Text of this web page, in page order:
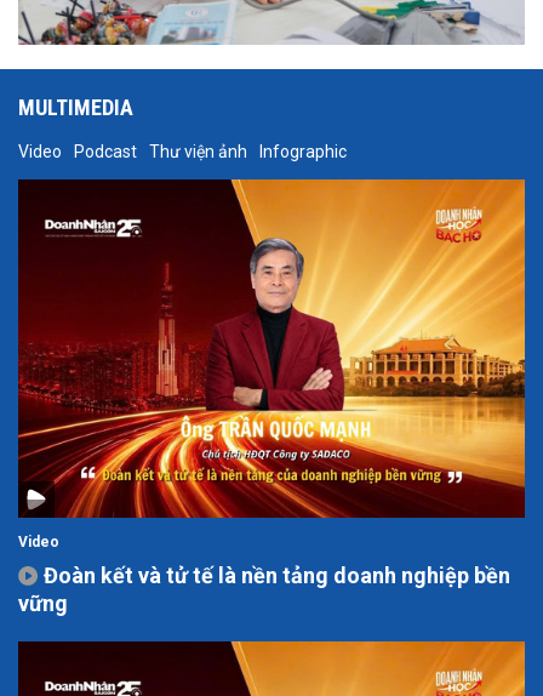
MULTIMEDIA
Video Podcast Thư viện ảnh Infographic
Video
Đoàn kết và tử tế là nền tảng doanh nghiệp bền
vững